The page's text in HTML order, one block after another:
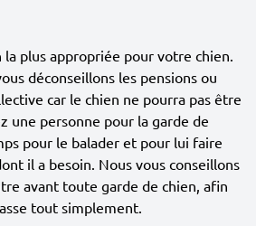
la plus appropriée pour votre chien.
déconseillons les pensions ou
car le chien ne pourra pas être
une personne pour la garde de
pour le balader et pour lui faire
il a besoin. Nous vous conseillons
avant toute garde de chien, afin
tout simplement.